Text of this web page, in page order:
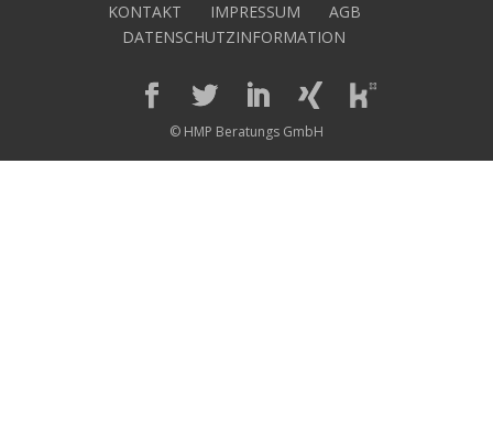
KONTAKT IMPRESSUM
AGB
DATENSCHUTZINFORMATION
© HMP Beratungs GmbH